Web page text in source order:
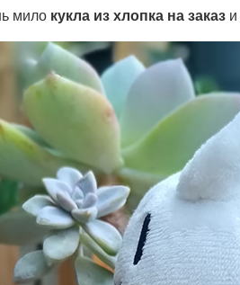
мило кукла из хлопка на закази